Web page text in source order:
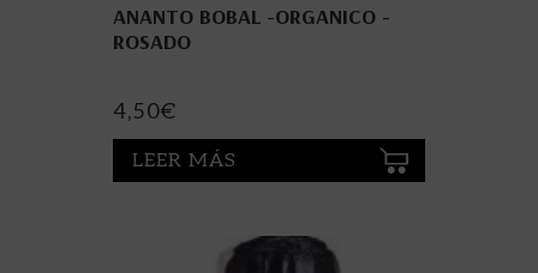
ANANTO BOBAL -ORGANICO -
ROSADO
4,50€
LEER MÁS